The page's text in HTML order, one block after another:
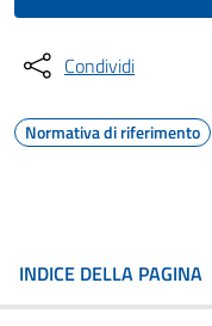
Condividi
Normativa di riferimento
INDICE DELLA PAGINA